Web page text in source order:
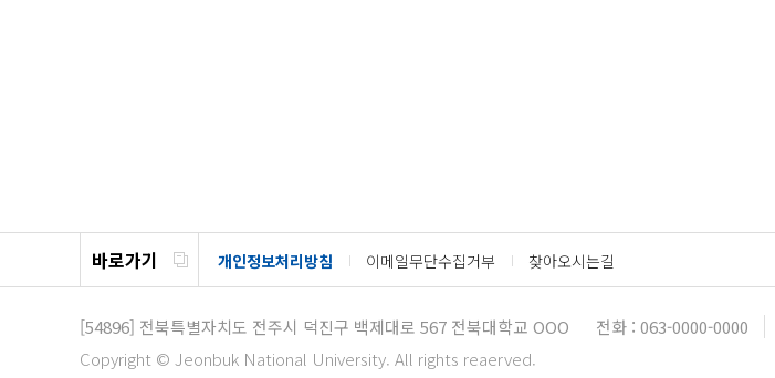
바로가기 개인정보처리방침 이메일무단수집거부 찾아오시는길
[54896] 전북특별자치도 전주시 덕진구 백제대로 567 전북대학교 OOO 전화 : 063-0000-0000
Copyright © Jeonbuk National University. All rights reaerved.